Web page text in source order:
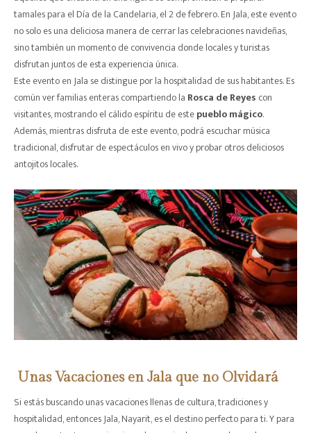
tamales para el Día de la Candelaria, el 2 de febrero. En Jala, este evento
no solo es una deliciosa manera de cerrar las celebraciones navideñas,
sino también un momento de convivencia donde locales y turistas
disfrutan juntos de esta experiencia única.
Este evento en Jala se distingue por la hospitalidad de sus habitantes. Es
común ver familias enteras compartiendo la Rosca de Reyes con
visitantes, mostrando el cálido espíritu de estepueblo mágico.
Además, mientras disfruta de este evento, podrá escuchar música
tradicional, disfrutar de espectáculos en vivo y probar otros deliciosos
antojitos locales.
Unas Vacaciones en Jala que no Olvidará
Si estás buscando unas vacaciones llenas de cultura, tradiciones y
hospitalidad, entonces Jala, Nayarit, es el destino perfecto para ti. Y para